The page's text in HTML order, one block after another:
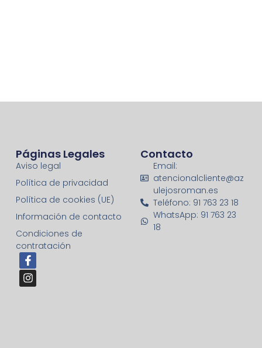
Páginas Legales
Aviso legal
Política de privacidad
Política de cookies (UE)
Información de contacto
Condiciones de
contratación
Contacto
Email:
atencionalcliente@az
ulejosroman.es
Teléfono: 91 763 23 18
WhatsApp: 91 763 23
18
F
a
c
e
I
n
s
t